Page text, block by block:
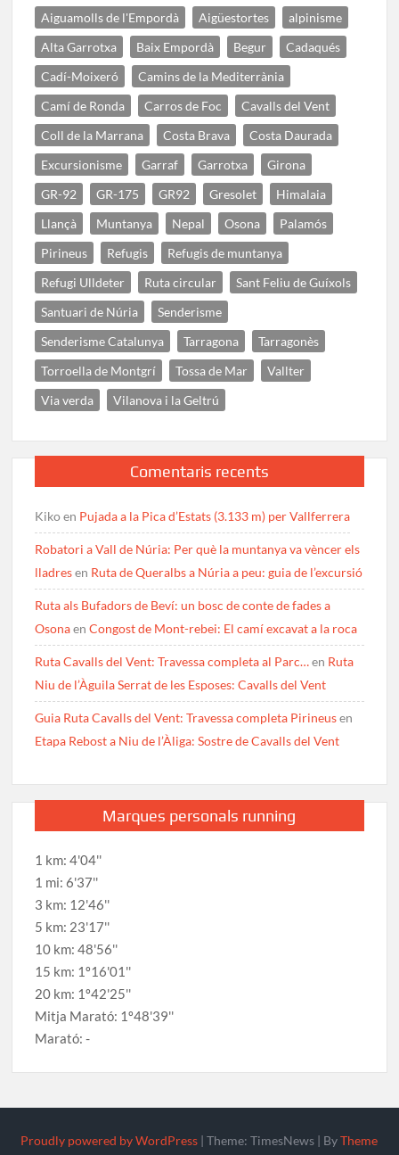
Aiguamolls de l'Empordà Aigüestortes
alpinisme
Alta Garrotxa
Baix Empordà Begur
Cadaqués
Cadí-Moixeró
Camins de la Mediterrània
Camí de Ronda
Carros de Foc
Cavalls del Vent
Coll de la Marrana
Costa Brava
Costa Daurada
Excursionisme
Garraf Garrotxa
Girona
GR-92
GR-175 GR92 Gresolet
Himalaia
Llançà
Muntanya Nepal Osona
Palamós
Pirineus
Refugis
Refugis de muntanya
Refugi Ulldeter
Ruta circular
Sant Feliu de Guíxols
Santuari de Núria
Senderisme
Senderisme Catalunya
Tarragona
Tarragonès
Torroella de Montgrí
Tossa de Mar
Vallter
Via verda
Vilanova i la Geltrú
Comentaris recents
Kikoen Pujada a la Pica d’Estats (3.133 m) per Vallferrera
Robatori a Vall de Núria: Per què la muntanya va vèncer els
lladresen Ruta de Queralbs a Núria a peu: guia de l’excursió
Ruta als Bufadors de Beví: un bosc de conte de fades a
OsonaenCongost de Mont-rebei: El camí excavat a la roca
Ruta Cavalls del Vent: Travessa completa al Parc…en Ruta
Niu de l’Àguila Serrat de les Esposes: Cavalls del Vent
Guia Ruta Cavalls del Vent: Travessa completa Pirineusen
Etapa Rebost a Niu de l’Àliga: Sostre de Cavalls del Vent
Marques personals running
1 km: 4'04''
1 mi: 6'37''
3 km: 12'46''
5 km: 23'17''
10 km: 48'56''
15 km: 1º16'01''
20 km: 1º42'25''
Mitja Marató: 1º48'39''
Marató: -
Proudly powered by WordPress |Theme: TimesNews | ByTheme